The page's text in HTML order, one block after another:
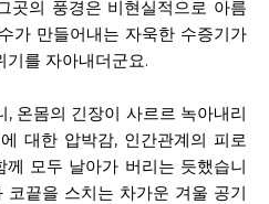
곳의 풍경은 비현실적으로 아름
가 만들어내는 자욱한 수증기가
기를 자아내더군요.
온몸의 긴장이 사르르 녹아내리
대한 압박감, 인간관계의 피로
모두 날아가 버리는 듯했습니
끝을 스치는 차가운 겨울 공기